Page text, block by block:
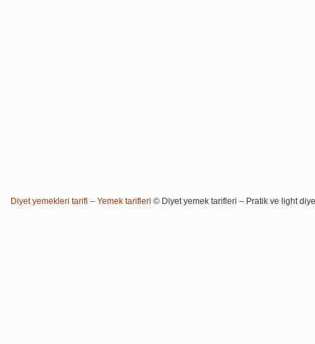
Diyet yemekleri tarifi – Yemek tarifleri © Diyet yemek tarifleri – Pratik ve light